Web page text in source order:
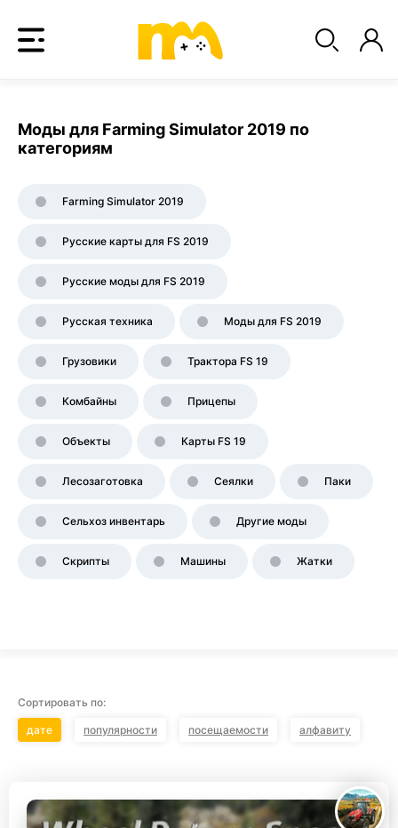
Моды для Farming Simulator 2019 по
категориям
Farming Simulator 2019
Русские карты для FS 2019
Русские моды для FS 2019
Русская техника Моды для FS 2019
Грузовики Трактора FS 19
Комбайны Прицепы
Объекты Карты FS 19
Лесозаготовка Сеялки Паки
Сельхоз инвентарь Другие моды
Скрипты Машины Жатки
Сортировать по:
дате популярности посещаемости алфавиту